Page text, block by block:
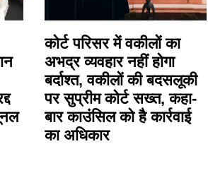
कोर्ट परिसर में वकीलों का
अभद्र व्यवहार नहीं होगा
बर्दाश्त, वकीलों की बदसलूकी
पर सुप्रीम कोर्ट सख्त, कहा-
बार काउंसिल को है कार्रवाई
का अधिकार